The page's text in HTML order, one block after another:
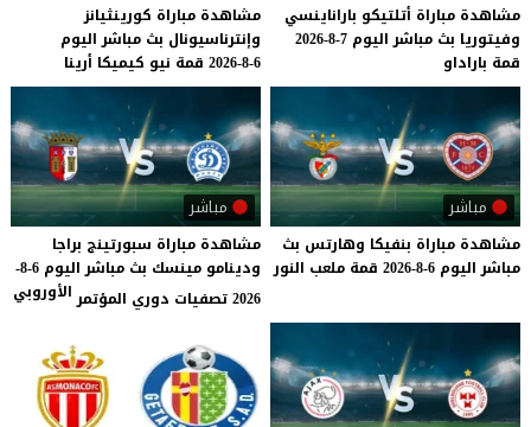
مشاهدة مباراة أتلتيكو باراناينسي
وفيتوريا بث مباشر اليوم 7-8-2026
قمة باراداو
مشاهدة مباراة كورينثيانز
وإنترناسيونال بث مباشر اليوم
6-8-2026
قمة نيو كيميكا أرينا
مباشر
مشاهدة مباراة بنفيكا وهارتس بث
مباشر اليوم 6-8-2026 قمة ملعب النور
مباشر
مشاهدة مباراة سبورتينج براجا
ودينامو مينسك بث مباشر اليوم 6-8-
2026 تصفيات دوري المؤتمر
الأوروبي